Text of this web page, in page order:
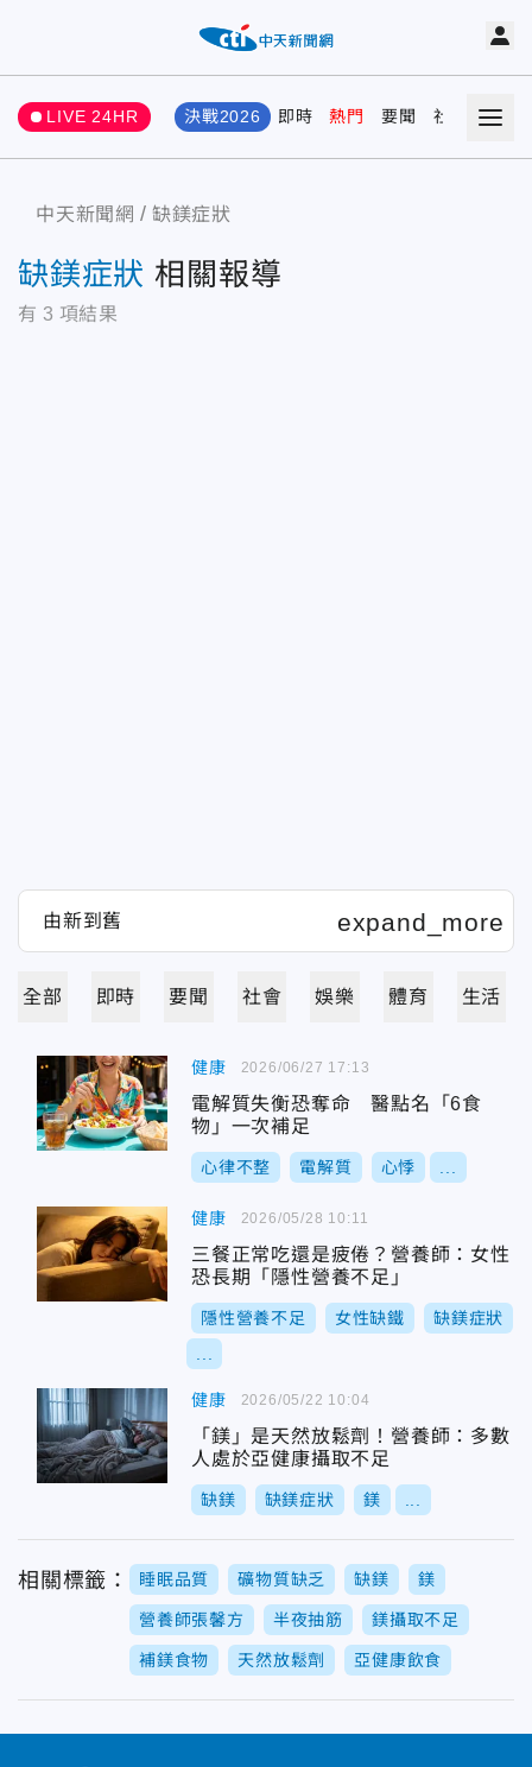
LIVE 24HR 決戰2026 即時 熱門 要聞 社會 娛樂
中天新聞網 缺鎂症狀
缺鎂症狀 相關報導
有 3 項結果
全部 即時 要聞 社會 娛樂 體育 生活
健康
電解質失衡恐奪命 醫點名「6食
物」一次補足
心律不整 電解質 心悸
2026/06/27 17:13
健康
三餐正常吃還是疲倦？營養師：女性
恐長期「隱性營養不足」
隱性營養不足 女性缺鐵 缺鎂症狀
2026/05/28 10:11
健康
「鎂」是天然放鬆劑！營養師：多數
人處於亞健康攝取不足
缺鎂 缺鎂症狀 鎂
2026/05/22 10:04
相關標籤： 睡眠品質 礦物質缺乏 缺鎂 鎂
營養師張馨方 半夜抽筋 鎂攝取不足
補鎂食物 天然放鬆劑 亞健康飲食